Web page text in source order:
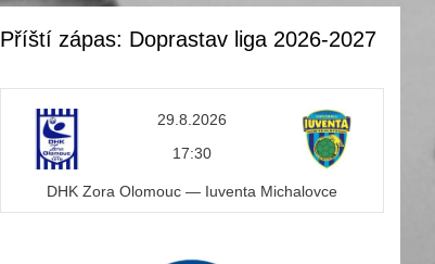
Příští zápas: Doprastav liga 2026-2027
29.8.2026
17:30
DHK Zora Olomouc — Iuventa Michalovce